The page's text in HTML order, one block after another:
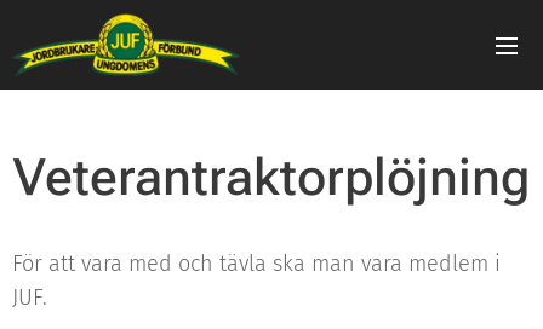
Veterantraktorplöjning
För att vara med och tävla ska man vara medlem i
JUF.